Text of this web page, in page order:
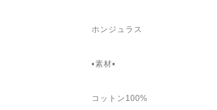
ホンジュラス
▪️素材▪️
コットン100%